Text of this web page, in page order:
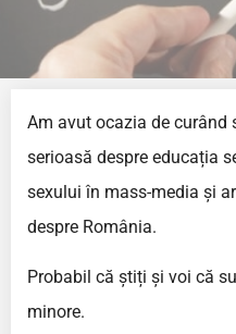
Am avut ocazia de
serioasă despre educația
sexului în mass-media și
despre România.
Probabil că știți și voi că
minore.